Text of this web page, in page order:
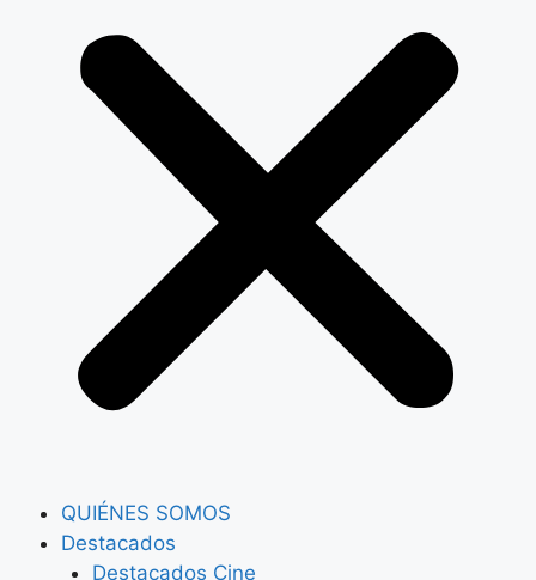
QUIÉNES SOMOS
Destacados
Destacados Cine